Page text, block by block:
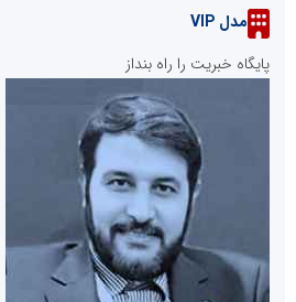
مدل VIP
پایگاه خبریت را راه بنداز